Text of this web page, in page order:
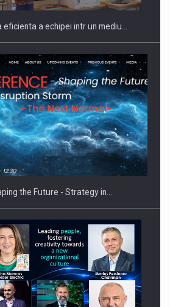
2026, fueled by benzinariile RO…
a echipei intr un mediu…
the Future - Strategy in…